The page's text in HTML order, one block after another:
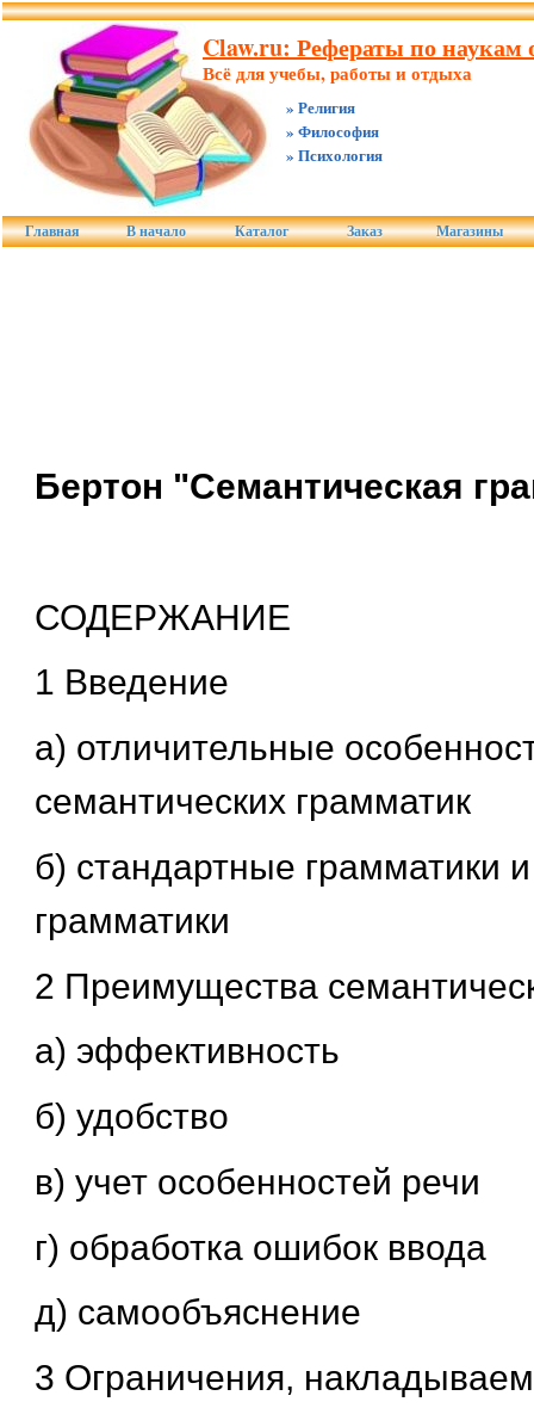
Claw.ru: Рефераты по наукам
Всё для учебы, работы и отдыха
» Религия
» Философия
» Психология
Главная В начало Каталог Заказ Магазины
Бертон "Семантическая
СОДЕРЖАНИЕ
1 Введение
а) отличительные
семантических грамматик
б) стандартные грамматики
грамматики
2 Преимущества
а) эффективность
б) удобство
в) учет особенностей речи
г) обработка ошибок ввода
д) самообъяснение
3 Ограничения,